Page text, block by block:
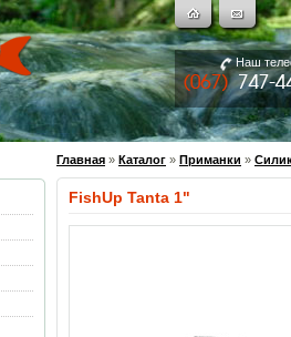
Наш
Главная » Каталог » Приманки »
FishUp Tanta 1"